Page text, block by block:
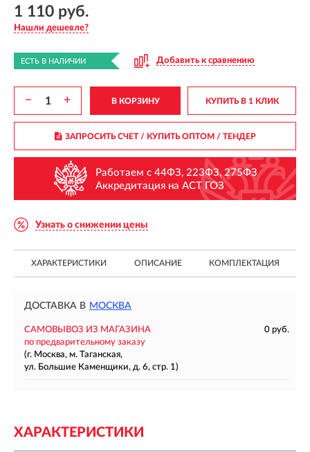
1 110 руб.
Нашли дешевле?
ЕСТЬ В НАЛИЧИИ Добавить к сравнению
− + В КОРЗИНУ КУПИТЬ В 1 КЛИК
ЗАПРОСИТЬ СЧЕТ / КУПИТЬ ОПТОМ/ ТЕНДЕР
Работаем с 44ФЗ, 223ФЗ, 275ФЗ
Аккредитация на АСТ ГОЗ
Узнать о снижении цены
ХАРАКТЕРИСТИКИ ОПИСАНИЕ КОМПЛЕКТАЦИЯ
ДОСТАВКА В МОСКВА
САМОВЫВОЗ ИЗ МАГАЗИНА
0 руб.
по предварительному заказу
(г. Москва, м. Таганская,
ул. Большие Каменщики, д. 6, стр. 1)
ХАРАКТЕРИСТИКИ